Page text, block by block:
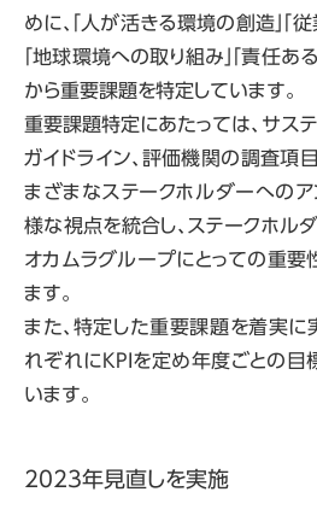
めに、「人が活きる環境の創造」「
「地球環境への取り組み」「責任
から重要課題を特定しています。
重要課題特定にあたっては、サス
ガイドライン、評価機関の調査項
まざまなステークホルダーへのア
様な視点を統合し、ステークホル
オカムラグループにとっての重要
ます。
また、特定した重要課題を着実に
れぞれにKPIを定め年度ごとの目
います。
2023年見直しを実施